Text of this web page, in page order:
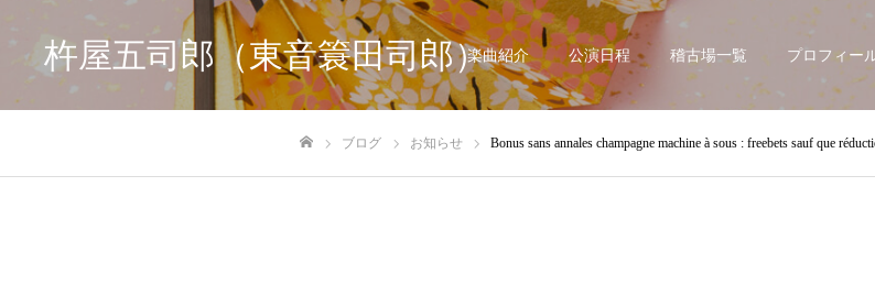
杵屋五司郎（東音簑田司郎）楽曲紹介 公演日程 稽古場一覧 プロフィー
ブログ お知らせ Bonus sans annales champagne machine à sous : freebets sauf que